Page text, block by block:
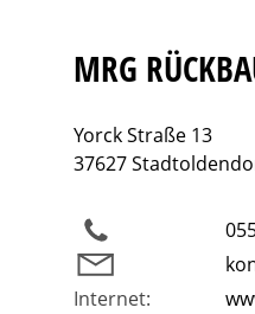
MRG
Yorck Straße 13
37627
Internet: